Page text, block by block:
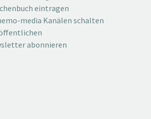
eintragen
media Kanälen schalten
abonnieren